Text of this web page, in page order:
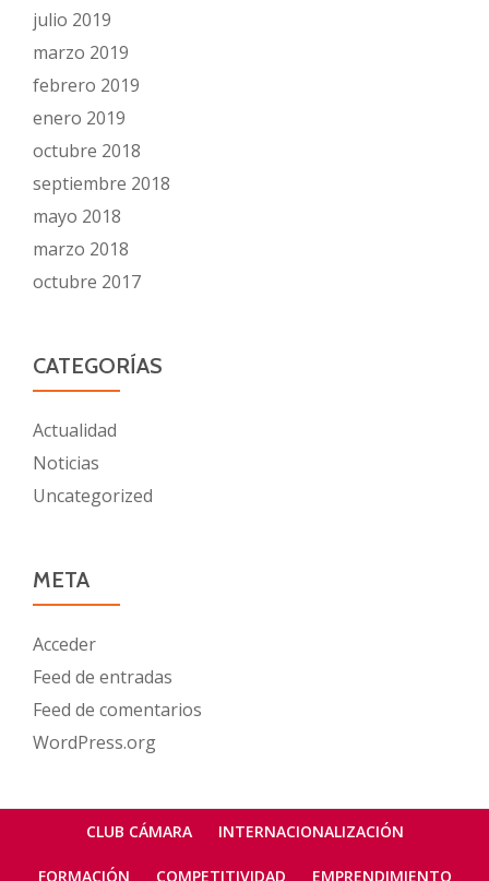
julio 2019
marzo 2019
febrero 2019
enero 2019
octubre 2018
septiembre 2018
mayo 2018
marzo 2018
octubre 2017
CATEGORÍAS
Actualidad
Noticias
Uncategorized
META
Acceder
Feed de entradas
Feed de comentarios
WordPress.org
MenúCLUB CÁMARA INTERNACIONALIZACIÓN
FORMACIÓN COMPETITIVIDAD EMPRENDIMIENTO